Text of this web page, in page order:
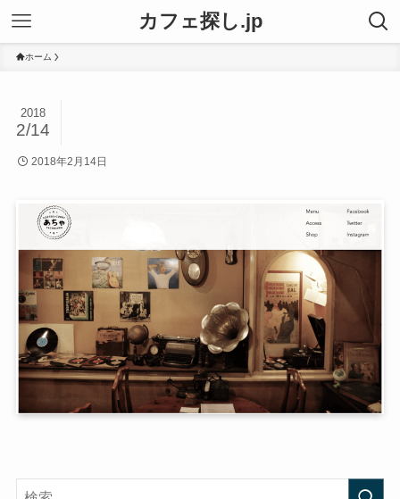
カフェ探し.jp
ホーム
2018
2/14
2018年2月14日